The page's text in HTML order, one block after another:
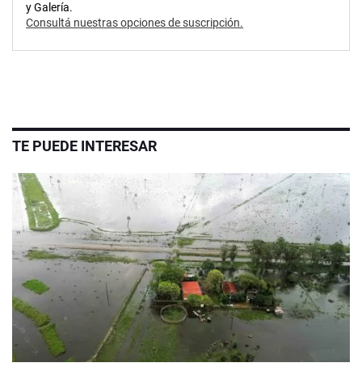
y Galería.
Consultá nuestras opciones de suscripción.
TE PUEDE INTERESAR